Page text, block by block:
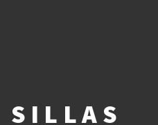
SILLAS